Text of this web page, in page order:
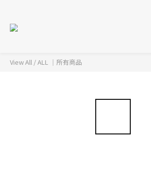
View All /ALL ｜所有商品